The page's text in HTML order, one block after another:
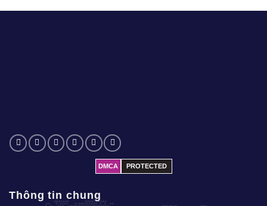
DMCA PROTECTED
Thông tin chung